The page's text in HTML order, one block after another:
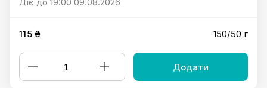
115 ₴ 150/50 г
Додати